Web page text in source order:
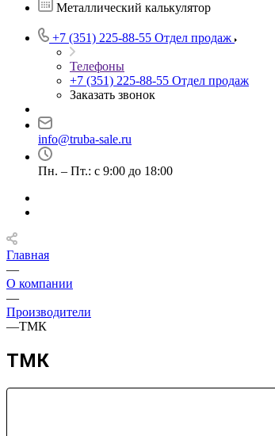
Металлический калькулятор
+7 (351) 225-88-55 Отдел продаж
Телефоны
+7 (351) 225-88-55 Отдел продаж
Заказать звонок
info@truba-sale.ru
Пн. – Пт.: с 9:00 до 18:00
Главная
—
О компании
—
Производители
—ТМК
ТМК